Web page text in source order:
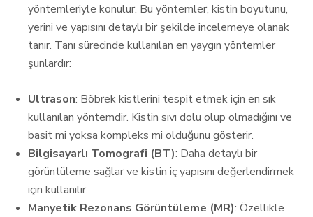
yöntemleriyle konulur. Bu yöntemler, kistin boyutunu,
yerini ve yapısını detaylı bir şekilde incelemeye olanak
tanır. Tanı sürecinde kullanılan en yaygın yöntemler
şunlardır:
Ultrason: Böbrek kistlerini tespit etmek için en sık
kullanılan yöntemdir. Kistin sıvı dolu olup olmadığını ve
basit mi yoksa kompleks mi olduğunu gösterir.
Bilgisayarlı Tomografi (BT): Daha detaylı bir
görüntüleme sağlar ve kistin iç yapısını değerlendirmek
için kullanılır.
Manyetik Rezonans Görüntüleme (MR): Özellikle